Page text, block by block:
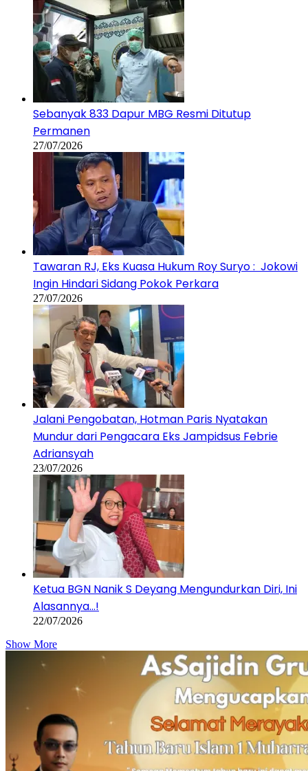
Sebanyak 833 Dapur MBG Resmi Ditutup
Permanen
27/07/2026
Tawaran RJ, Eks Kuasa Hukum Roy Suryo : Jokowi
Ingin Hindari Sidang Pokok Perkara
27/07/2026
Jalani Pengobatan, Hotman Paris Nyatakan
Mundur dari Pengacara Eks Jampidsus Febrie
Adriansyah
23/07/2026
Ketua BGN Nanik S Deyang Mengundurkan Diri, Ini
Alasannya…!
22/07/2026
Show More